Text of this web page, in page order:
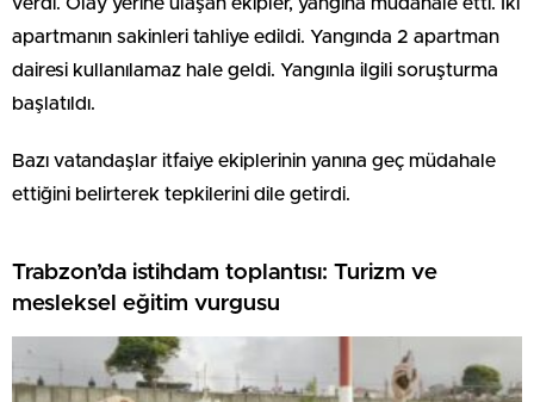
apartmanın sakinleri tahliye edildi. Yangında 2 apartman
dairesi kullanılamaz hale geldi. Yangınla ilgili soruşturma
başlatıldı.
Bazı vatandaşlar itfaiye ekiplerinin yanına geç müdahale
ettiğini belirterek tepkilerini dile getirdi.
Trabzon’da istihdam toplantısı: Turizm ve
mesleksel eğitim vurgusu